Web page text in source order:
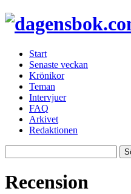
Start
Senaste veckan
Krönikor
Teman
Intervjuer
FAQ
Arkivet
Redaktionen
Recension